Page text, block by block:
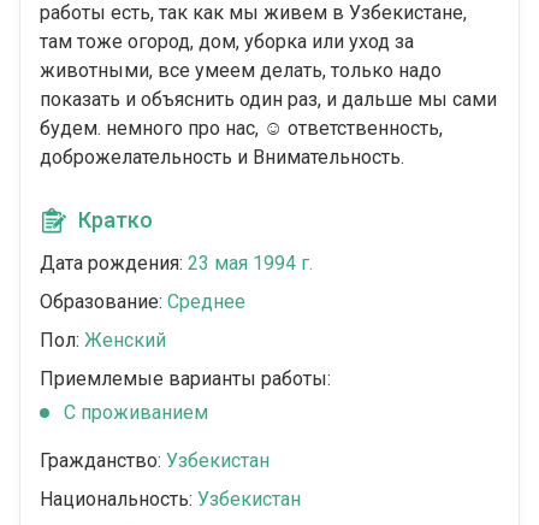
работы есть, так как мы живем в Узбекистане,
там тоже огород, дом, уборка или уход за
животными, все умеем делать, только надо
показать и объяснить один раз, и дальше мы сами
будем. немного про нас, ☺️ ответственность,
доброжелательность и Внимательность.
Кратко
Дата рождения: 23 мая 1994 г.
Образование: Среднее
Пол: Женский
Приемлемые варианты работы:
C проживанием
Гражданство: Узбекистан
Национальность: Узбекистан